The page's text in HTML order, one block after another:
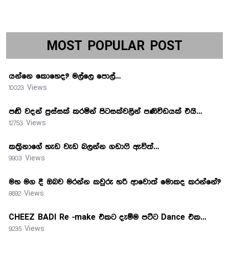
MOST POPULAR POST
යන්නෙ කොහෙද? මල්ලෙ පොල්…
10023 Views
පඬි වදන් පුස්සක් කරමින් පිටසක්වලින් පණිවිඩයක් එයි…
12753 Views
කත්‍රිනාගේ හැඩ වැඩ බලන්න ගඩාෆි ඇවිත්…
9903 Views
මහ මග දී ඔබව මරන්න කවුරු හරි ආවොත් මොකද කරන්නේ?
8692 Views
CHEEZ BADI Re -make එකට දැම්ම පට්ට Dance එක…
9235 Views